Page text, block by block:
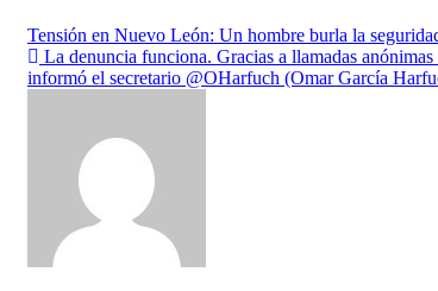
Tensión en Nuevo León: Un hombre burla la
La denuncia funciona. Gracias a llamadas
informó el secretario @OHarfuch (Omar García